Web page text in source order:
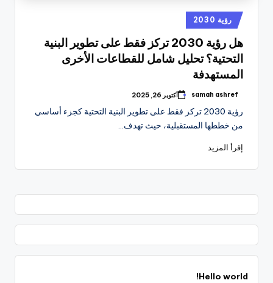
نُشر
في
رؤية 2030
هل رؤية 2030 تركز فقط على تطوير البنية
التحتية؟ تحليل شامل للقطاعات الأخرى
المستهدفة
تمّ
بواسطة
samah ashref أكتوبر 26, 2025
رؤية 2030 تركز فقط على تطوير البنية التحتية كجزء أساسي
من خططها المستقبلية، حيث تهدف…
إقرأ المزيد
Hello world!